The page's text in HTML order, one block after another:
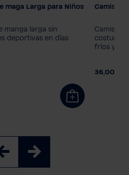
maga Larga para Niños
manga larga sin
deportivas en días
Color
Camisa
Camiseta
costuras
fríos y
36,00 €